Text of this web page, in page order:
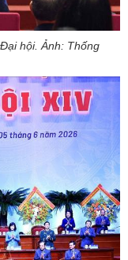
hội. Ảnh: Thống